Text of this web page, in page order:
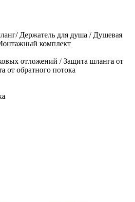
Держатель для душа / Душевая
комплект
отложений / Защита шланга от
от обратного потока